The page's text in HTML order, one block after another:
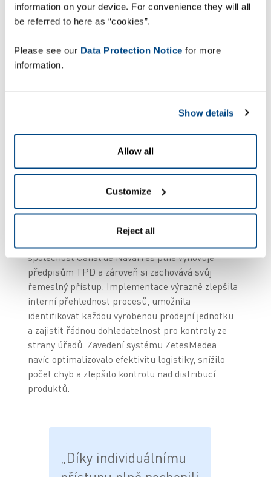
information on your device. For convenience they will all
be referred to here as “cookies”.
Please see our Data Protection Notice for more
information.
Show details
Allow all
Customize
Reject all
dodala komplexní řešení od jediného
integrovaného poskytovatele, díky kterému Canal
všech požadovaných úrovních:
logistiky s optimalizací skladových
identifikační stanice zajišťující úplnou
dohledatelnost na úrovni jednotky.
společnost Canal de Navarrés plně vyhovuje
předpisům TPD a zároveň si zachovává svůj
řemeslný přístup. Implementace výrazně zlepšila
interní přehlednost procesů, umožnila
identifikovat každou vyrobenou prodejní jednotku
a zajistit řádnou dohledatelnost pro kontroly ze
strany úřadů. Zavedení systému ZetesMedea
navíc optimalizovalo efektivitu logistiky, snížilo
počet chyb a zlepšilo kontrolu nad distribucí
produktů.
„Díky individuálnímu